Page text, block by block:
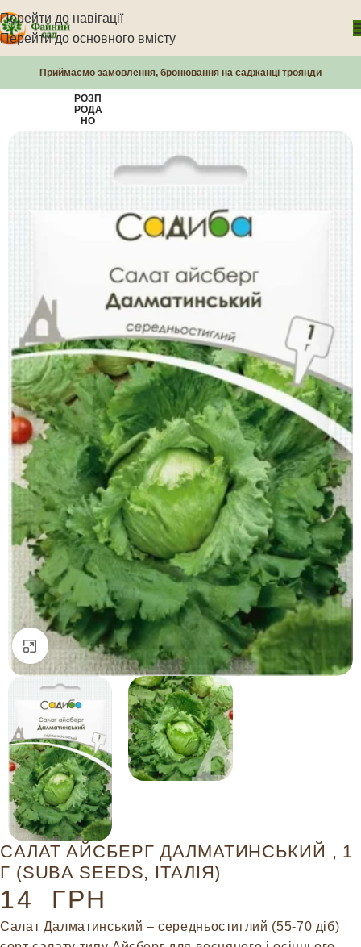
Перейти до навігації
Перейти до основного вмісту
Приймаємо замовлення, бронювання на саджанці троянди
РОЗП
РОДА
НО
Натисніть, щоб збільшити
САЛАТ АЙСБЕРГ ДАЛМАТИНСЬКИЙ , 1
Г (SUBA SEEDS, ІТАЛІЯ)
14 ГРН
Салат Далматинський – середньостиглий (55-70 діб)